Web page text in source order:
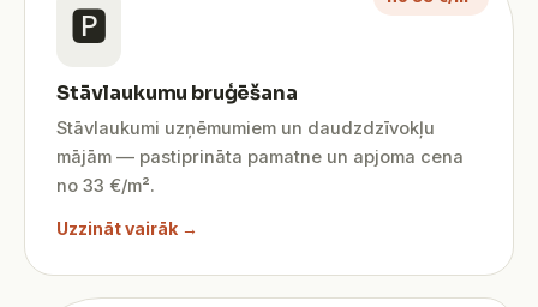
🅿️
Stāvlaukumu bruģēšana
Stāvlaukumi uzņēmumiem un daudzdzīvokļu
mājām — pastiprināta pamatne un apjoma cena
no 33 €/m².
Uzzināt vairāk →